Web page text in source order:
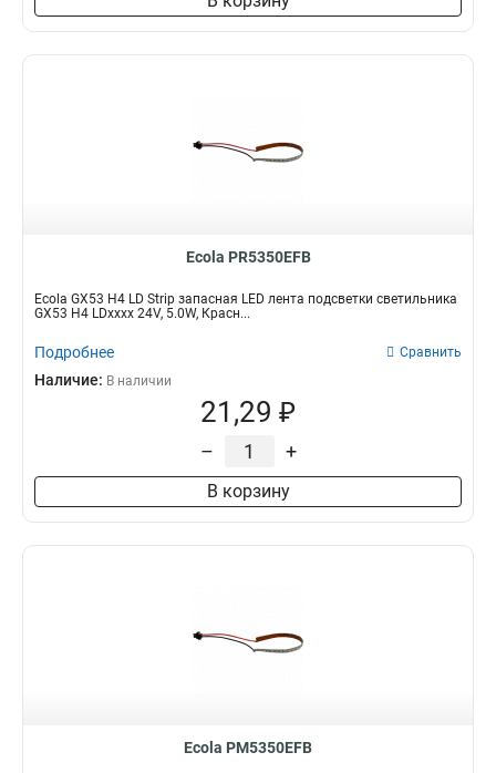
Ecola PR5350EFB
Ecola GX53 H4 LD Strip запасная LED лента подсветки светильника
GX53 H4 LDxxxx 24V, 5.0W, Красн...
Подробнее Сравнить
Наличие: В наличии
21,29 ₽
– +
В корзину
Ecola PM5350EFB